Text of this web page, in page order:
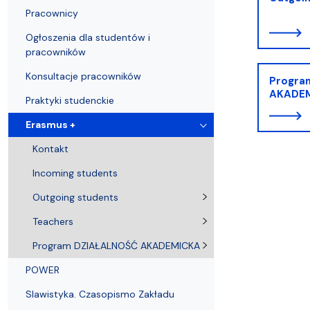
Pracownicy
Ogłoszenia dla studentów i
pracowników
Konsultacje pracowników
Praktyki studenckie
Erasmus +
Kontakt
Incoming students
Outgoing students
Teachers
Program DZIAŁALNOŚĆ AKADEMICKA
POWER
Slawistyka. Czasopismo Zakładu